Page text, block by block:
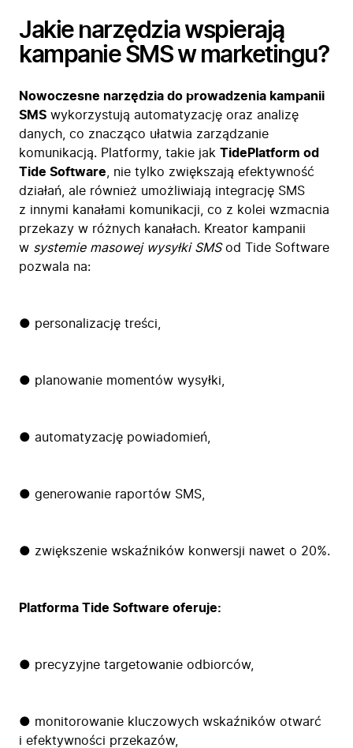
Jakie narzędzia wspierają
kampanie SMS w marketingu?
Nowoczesne narzędzia do prowadzenia kampanii
SMS wykorzystują automatyzację oraz analizę
danych, co znacząco ułatwia zarządzanie
komunikacją. Platformy, takie jak TidePlatform od
Tide Software , nie tylko zwiększają efektywność
działań, ale również umożliwiają integrację SMS
z innymi kanałami komunikacji, co z kolei wzmacnia
przekazy w różnych kanałach. Kreator kampanii
w systemie masowej wysyłki SMSod Tide Software
pozwala na:
● personalizację treści,
● planowanie momentów wysyłki,
● automatyzację powiadomień,
● generowanie raportów SMS,
● zwiększenie wskaźników konwersji nawet o 20%.
Platforma Tide Software oferuje:
● precyzyjne targetowanie odbiorców,
● monitorowanie kluczowych wskaźników otwarć
i efektywności przekazów,